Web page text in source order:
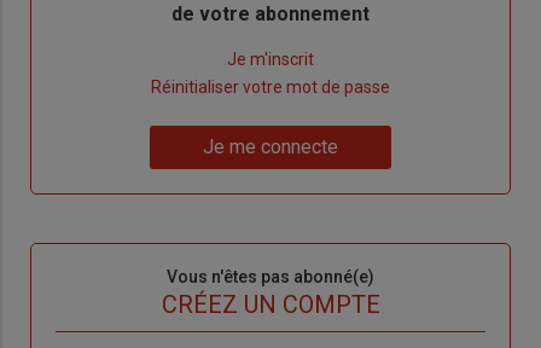
de votre abonnement
Je m'inscrit
de
Réinitialiser votre mot de passe
me
Je me connecte
Vous n'êtes pas abonné(e)
CRÉEZ UN COMPTE